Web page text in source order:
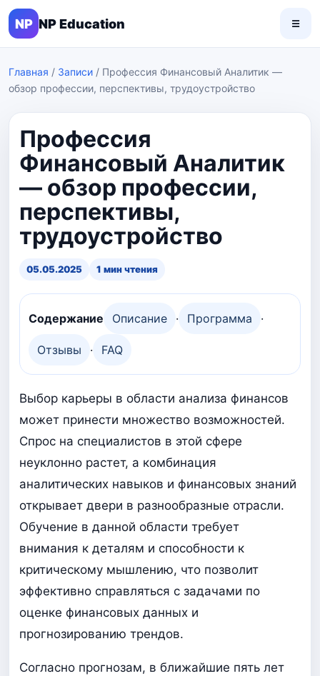
NP NP Education ☰
Главная / Записи / Профессия Финансовый Аналитик —
обзор профессии, перспективы, трудоустройство
Профессия
Финансовый Аналитик
— обзор профессии,
перспективы,
трудоустройство
05.05.2025 1 мин чтения
Содержание Описание · Программа ·
Отзывы · FAQ
Выбор карьеры в области анализа финансов
может принести множество возможностей.
Спрос на специалистов в этой сфере
неуклонно растет, а комбинация
аналитических навыков и финансовых знаний
открывает двери в разнообразные отрасли.
Обучение в данной области требует
внимания к деталям и способности к
критическому мышлению, что позволит
эффективно справляться с задачами по
оценке финансовых данных и
прогнозированию трендов.
Согласно прогнозам, в ближайшие пять лет